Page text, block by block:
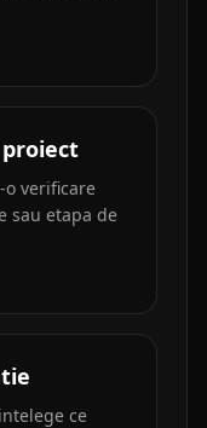
verificare
sau etapa de
ce